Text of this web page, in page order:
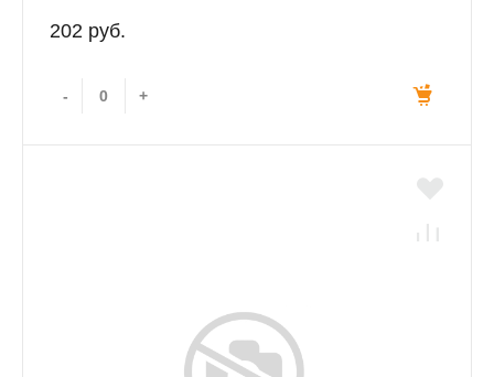
202 руб.
- +